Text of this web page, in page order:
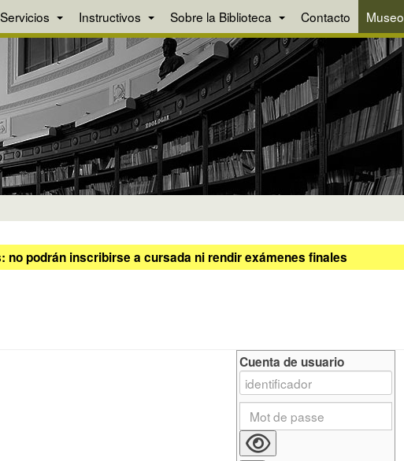
Servicios Instructivos Sobre la Biblioteca Contacto Museo
podrán inscribirse a cursada ni rendir exámenes finales
Cuenta de usuario